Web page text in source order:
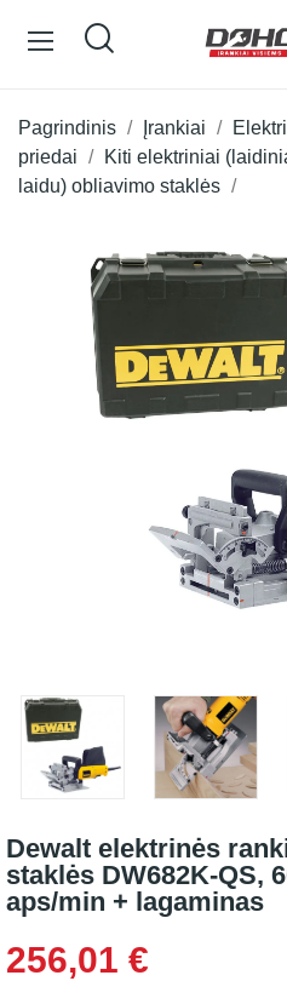
Pagrindinis Įrankiai
priedai
Kiti elektriniai
laidu) obliavimo staklės
Dewalt elektrinės
staklės DW682K-QS,
aps/min + lagaminas
256,01 €